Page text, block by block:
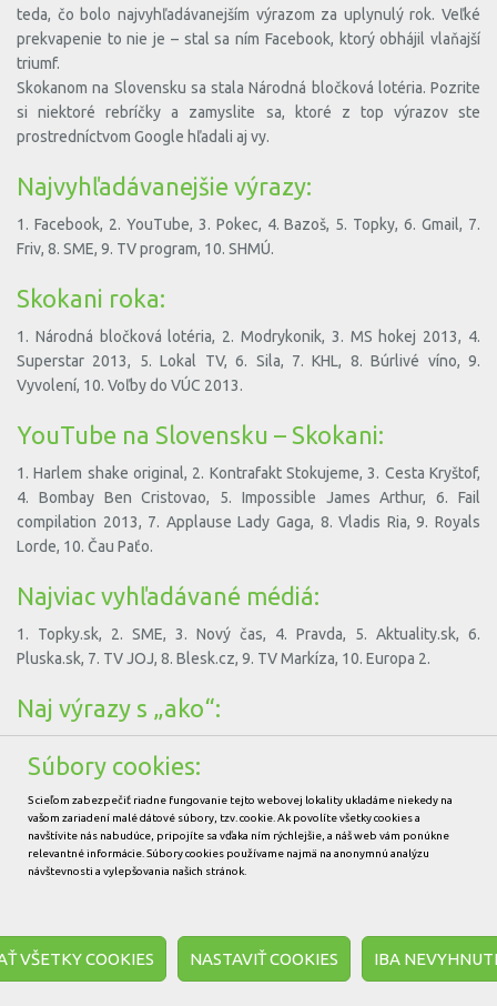
teda, čo bolo najvyhľadávanejším výrazom za uplynulý rok. Veľké
prekvapenie to nie je – stal sa ním Facebook, ktorý obhájil vlaňajší
triumf.
Skokanom na Slovensku sa stala Národná bločková lotéria. Pozrite
si niektoré rebríčky a zamyslite sa, ktoré z top výrazov ste
prostredníctvom Google hľadali aj vy.
Najvyhľadávanejšie výrazy:
1. Facebook, 2. YouTube, 3. Pokec, 4. Bazoš, 5. Topky, 6. Gmail, 7.
Friv, 8. SME, 9. TV program, 10. SHMÚ.
Skokani roka:
1. Národná bločková lotéria, 2. Modrykonik, 3. MS hokej 2013, 4.
Superstar 2013, 5. Lokal TV, 6. Sila, 7. KHL, 8. Búrlivé víno, 9.
Vyvolení, 10. Voľby do VÚC 2013.
YouTube na Slovensku – Skokani:
1. Harlem shake original, 2. Kontrafakt Stokujeme, 3. Cesta Kryštof,
4. Bombay Ben Cristovao, 5. Impossible James Arthur, 6. Fail
compilation 2013, 7. Applause Lady Gaga, 8. Vladis Ria, 9. Royals
Lorde, 10. Čau Paťo.
Najviac vyhľadávané médiá:
1. Topky.sk, 2. SME, 3. Nový čas, 4. Pravda, 5. Aktuality.sk, 6.
Pluska.sk, 7. TV JOJ, 8. Blesk.cz, 9. TV Markíza, 10. Europa 2.
Naj výrazy s „ako“:
bozkávať, 5. ako otehotnieť, 6. ako zbaliť chalana, 7. ako prestať
fajčiť, 8. ako uviazať kravatu, 9. ako naladiť wau, 10. ako vybrať
kliešťa.
Autor:Michal Paška
Súbory cookies:
S cieľom zabezpečiť riadne fungovanie tejto webovej lokality ukladáme niekedy na
vašom zariadení malé dátové súbory, tzv. cookie. Ak povolíte všetky cookies a
navštívite nás nabudúce, pripojíte sa vďaka ním rýchlejšie, a náš web vám ponúkne
relevantné informácie. Súbory cookies používame najmä na anonymnú analýzu
návštevnosti a vylepšovania našich stránok.
VŠETKY COOKIES NASTAVIŤ COOKIES IBA